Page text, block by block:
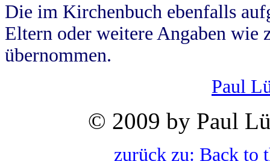
Die im Kirchenbuch ebenfalls
Eltern oder weitere Angaben wie
übernommen.
Paul
© 2009 by Paul
zurück zu: Back to